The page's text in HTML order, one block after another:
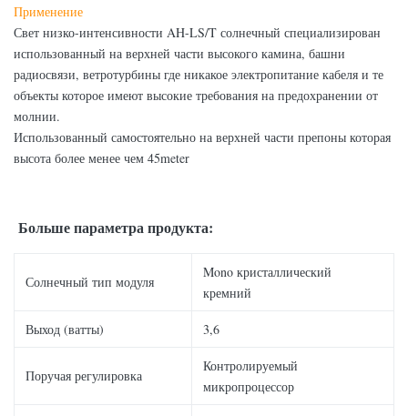
Применение
Свет низко-интенсивности AH-LS/T солнечный специализирован
использованный на верхней части высокого камина, башни
радиосвязи, ветротурбины где никакое электропитание кабеля и те
объекты которое имеют высокие требования на предохранении от
молнии.
Использованный самостоятельно на верхней части препоны которая
высота более менее чем 45meter
Больше параметра продукта:
Солнечный тип модуля
Mono кристаллический
кремний
Выход (ватты) 3,6
Поручая регулировка
Контролируемый
микропроцессор